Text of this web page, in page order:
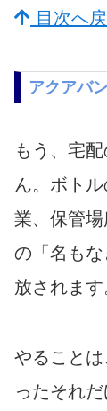
目次へ
アクアバ
もう、宅
ん。ボト
業、保管
の「名も
放されます
やること
ったそれ